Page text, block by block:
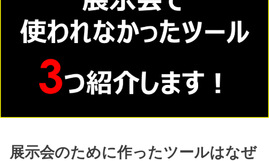
展示会のために作ったツールはなぜ